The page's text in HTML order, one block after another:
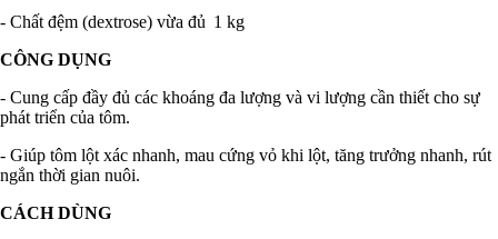
- Chất đệm (dextrose) vừa đủ 1 kg
CÔNG DỤNG
- Cung cấp đầy đủ các khoáng đa lượng và vi lượng cần thiết cho sự
phát triển của tôm.
- Giúp tôm lột xác nhanh, mau cứng vỏ khi lột, tăng trưởng nhanh, rút
ngắn thời gian nuôi.
CÁCH DÙNG